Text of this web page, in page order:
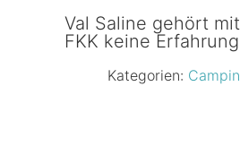
Val Saline gehört
FKK keine
Kategorien: